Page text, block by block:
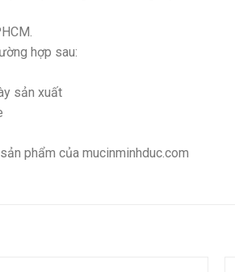
hợp sau:
sản xuất
phẩm của mucinminhduc.com